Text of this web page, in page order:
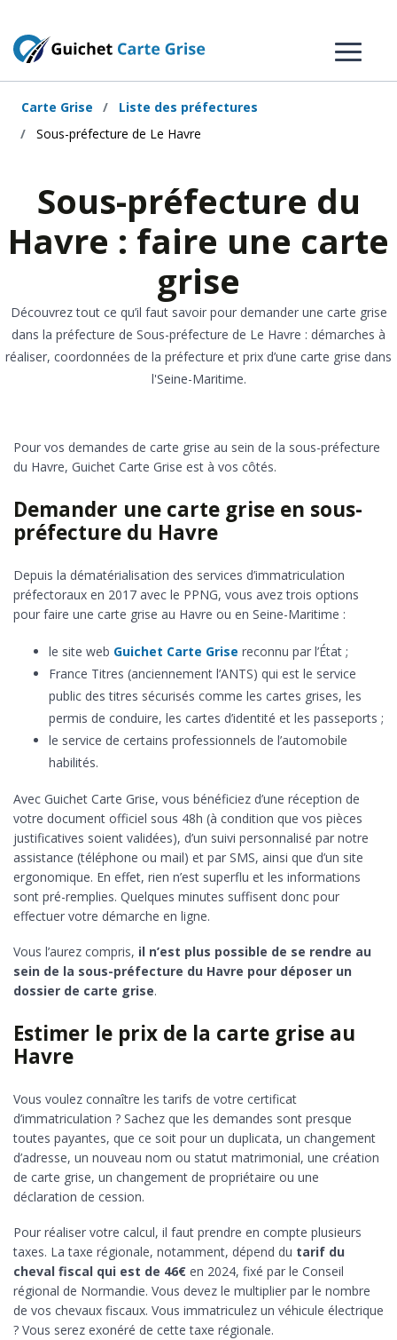
Carte Grise
Liste des préfectures
Sous-préfecture de Le Havre
Sous-préfecture du
Havre : faire une carte
grise
Découvrez tout ce qu’il faut savoir pour demander une carte grise
dans la préfecture de Sous-préfecture de Le Havre : démarches à
réaliser, coordonnées de la préfecture et prix d’une carte grise dans
l'Seine-Maritime.
Pour vos demandes de carte grise au sein de la sous-préfecture
du Havre, Guichet Carte Grise est à vos côtés.
Demander une carte grise en sous-
préfecture du Havre
Depuis la dématérialisation des services d’immatriculation
préfectoraux en 2017 avec le PPNG, vous avez trois options
pour faire une carte grise au Havre ou en Seine-Maritime :
le site web Guichet Carte Grise reconnu par l’État ;
France Titres (anciennement l’ANTS) qui est le service
public des titres sécurisés comme les cartes grises, les
permis de conduire, les cartes d’identité et les passeports ;
le service de certains professionnels de l’automobile
habilités.
Avec Guichet Carte Grise, vous bénéficiez d’une réception de
votre document officiel sous 48h (à condition que vos pièces
justificatives soient validées), d’un suivi personnalisé par notre
assistance (téléphone ou mail) et par SMS, ainsi que d’un site
ergonomique. En effet, rien n’est superflu et les informations
sont pré-remplies. Quelques minutes suffisent donc pour
effectuer votre démarche en ligne.
Vous l’aurez compris, il n’est plus possible de se rendre au
sein de la sous-préfecture du Havre pour déposer un
dossier de carte grise.
Estimer le prix de la carte grise au
Havre
Vous voulez connaître les tarifs de votre certificat
d’immatriculation ? Sachez que les demandes sont presque
toutes payantes, que ce soit pour un duplicata, un changement
d’adresse, un nouveau nom ou statut matrimonial, une création
de carte grise, un changement de propriétaire ou une
déclaration de cession.
Pour réaliser votre calcul, il faut prendre en compte plusieurs
taxes. La taxe régionale, notamment, dépend du tarif du
cheval fiscal qui est de 46€ en 2024, fixé par le Conseil
régional de Normandie. Vous devez le multiplier par le nombre
de vos chevaux fiscaux. Vous immatriculez un véhicule électrique
? Vous serez exonéré de cette taxe régionale.